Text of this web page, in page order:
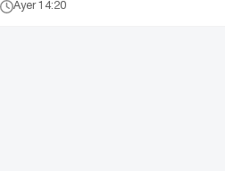
Ayer 14:20